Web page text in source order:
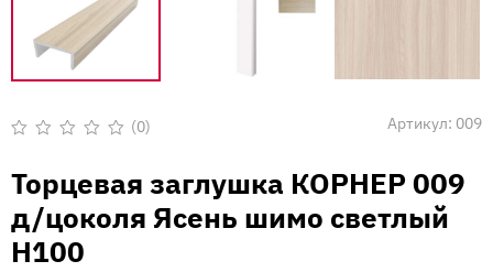
Вакансии
Напишите нам
Артикул: 009
из
5
(0)
Торцевая заглушка КОРНЕР 009
д/цоколя Ясень шимо светлый
Н100